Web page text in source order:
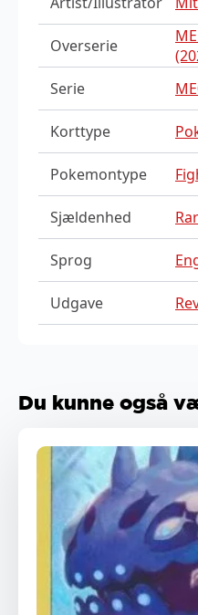
Overserie
Serie
Korttype
Pokemontype
Sjældenhed
Sprog
Udgave
Du kunne også